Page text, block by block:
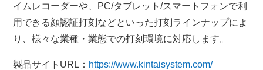
イムレコーダーや、PC/タブレット/スマートフォンで利
用できる顔認証打刻などといった打刻ラインナップによ
り、様々な業種・業態での打刻環境に対応します。
製品サイトURL： https://www.kintaisystem.com/